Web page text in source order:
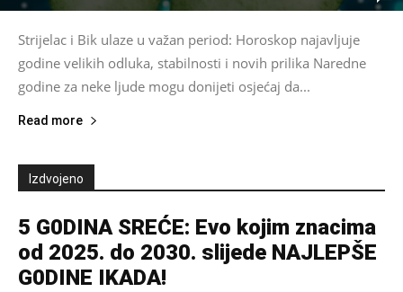
Strijelac i Bik ulaze u važan period: Horoskop najavljuje
godine velikih odluka, stabilnosti i novih prilika Naredne
godine za neke ljude mogu donijeti osjećaj da...
Read more
Izdvojeno
5 G0DINA SREĆE: Evo kojim znacima
od 2025. do 2030. slijede NAJLEPŠE
G0DINE IKADA!